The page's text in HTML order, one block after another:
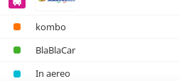
kombo
BlaBlaCar
In aereo